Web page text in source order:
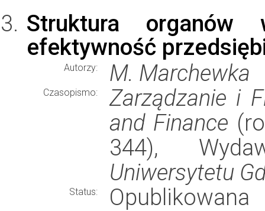
Struktura organów
efektywność
Autorzy: M. Marchewka
Czasopismo:
Zarządzanie i
and Finance
344),
Uniwersytetu
Status:
Opublikowana